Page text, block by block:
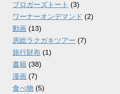
ブロガーズトート (3)
ワーナーオンデマンド (2)
動画 (13)
房総ラクガキツアー (7)
旅行財布 (1)
書籍 (38)
漫画 (7)
食べ物 (5)